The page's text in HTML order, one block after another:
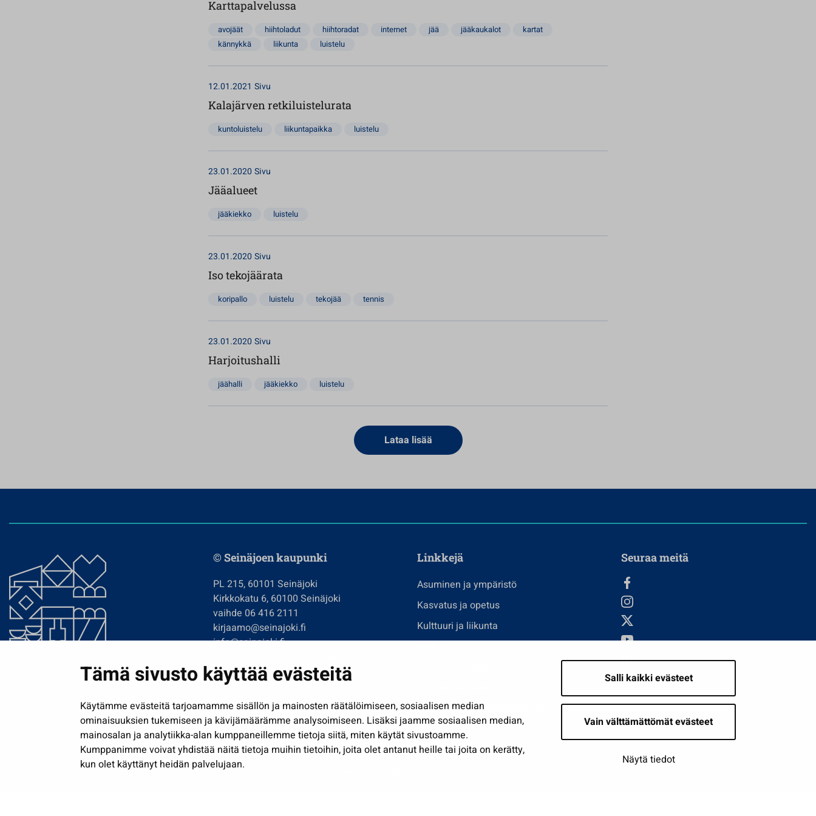
Tämä sivusto käyttää evästeitä
Käytämme evästeitä tarjoamamme sisällön ja mainosten räätälöimiseen, sosiaalisen median
ominaisuuksien tukemiseen ja kävijämäärämme analysoimiseen. Lisäksi jaamme sosiaalisen median,
mainosalan ja analytiikka-alan kumppaneillemme tietoja siitä, miten käytät sivustoamme.
Kumppanimme voivat yhdistää näitä tietoja muihin tietoihin, joita olet antanut heille tai joita on kerätty,
kun olet käyttänyt heidän palvelujaan.
Salli kaikki evästeet
Vain välttämättömät evästeet
Näytä tiedot
Karttapalvelussa
avojäät hiihtoladut hiihtoradat internet jää jääkaukalot
kartat
kännykkä
liikunta luistelu
12.01.2021 Sivu
Kalajärven retkiluistelurata
kuntoluistelu liikuntapaikka luistelu
23.01.2020 Sivu
Jääalueet
jääkiekko luistelu
23.01.2020 Sivu
Iso tekojäärata
koripallo luistelu tekojää tennis
23.01.2020 Sivu
Harjoitushalli
jäähalli jääkiekko luistelu
Lataa lisää
© Seinäjoen kaupunki
PL 215, 60101 Seinäjoki
Kirkkokatu 6, 60100 Seinäjoki
vaihde 06 416 2111
kirjaamo@seinajoki.fi
info@seinajoki.fi
Tilaa uutiskirje
Linkkejä
Asuminen ja ympäristö
Kasvatus ja opetus
Kulttuuri ja liikunta
Näytä omat evästeasetukseni
Seuraa meitä